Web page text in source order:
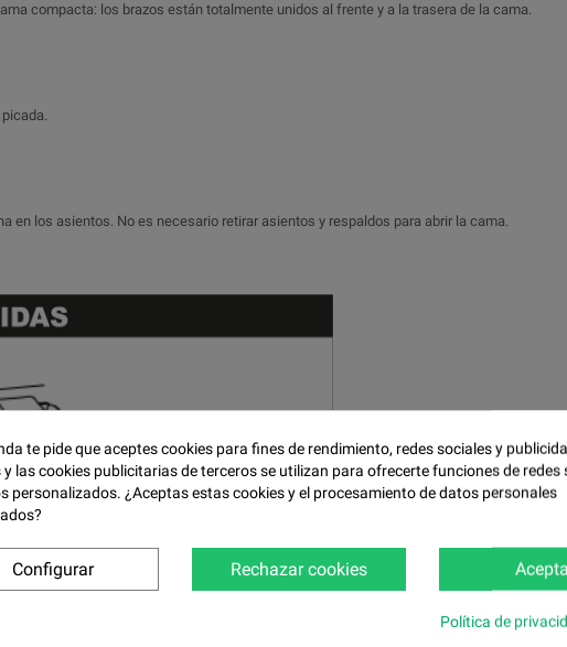
compacta: los brazos están totalmente unidos al frente y a la trasera de la cama.
en los asientos. No es necesario retirar asientos y respaldos para abrir la cama.
te pide que aceptes cookies para fines de rendimiento, redes sociales y
y las cookies publicitarias de terceros se utilizan para ofrecerte funciones de redes
personalizados. ¿Aceptas estas cookies y el procesamiento de datos personales
Rechazar cookies
Configurar
Política de